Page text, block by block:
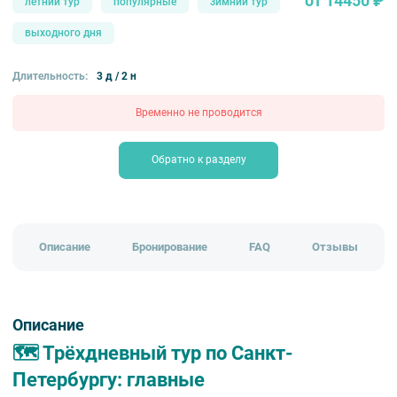
выходного дня
Длительность: 3 д / 2 н
Временно не проводится
Обратно к разделу
Описание Бронирование FAQ Отзывы
Описание
🗺️ Трёхдневный тур по Санкт-
Петербургу: главные